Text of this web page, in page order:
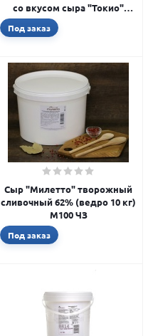
со вкусом сыра "Токио"
(ведро 3,3 кг) A803
Под заказ
Сыр "Милетто" творожный
сливочный 62% (ведро 10 кг)
M100 ЧЗ
Под заказ